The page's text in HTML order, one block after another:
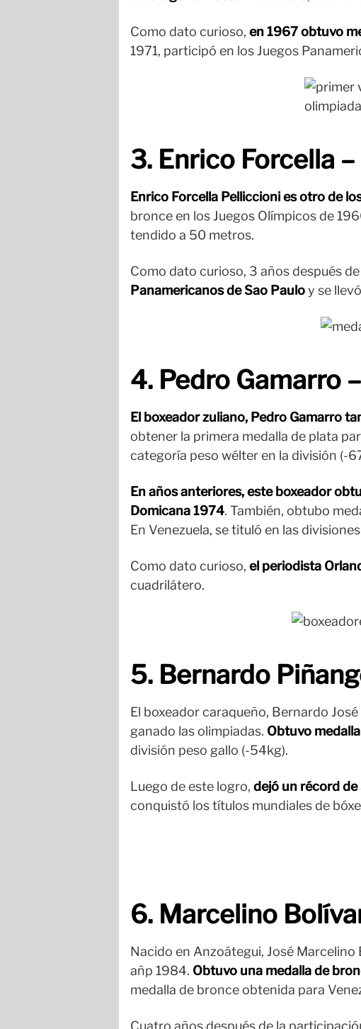
Como dato curioso, en 1967 obtuvo
1971, participó en los Juegos
3. Enrico Forcella
Enrico Forcella Pelliccioni es otro de
bronce en los Juegos Olímpicos de
tendido a 50 metros.
Como dato curioso, 3 años después
Panamericanos de Sao Pauloy se
4. Pedro Gamarro
El boxeador zuliano, Pedro Gamarro
obtener la primera medalla de plata
categoría peso wélter en la división (-
En años anteriores, este boxeador
Domicana 1974. También, obtubo
En Venezuela, se tituló en las
Como dato curioso, el periodista
cuadrilátero.
5. Bernardo
El boxeador caraqueño, Bernardo
ganado las olimpiadas. Obtuvo
división peso gallo (-54kg).
Luego de este logro, dejó un récord
conquistó los títulos mundiales de
6. Marcelino
Nacido en Anzoátegui, José
añp 1984. Obtuvo una medalla de
medalla de bronce obtenida para
Cuatro años después de la